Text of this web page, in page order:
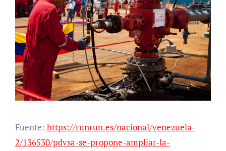
Fuente: https://runrun.es/nacional/venezuela-
2/136530/pdvsa-se-propone-ampliar-la-